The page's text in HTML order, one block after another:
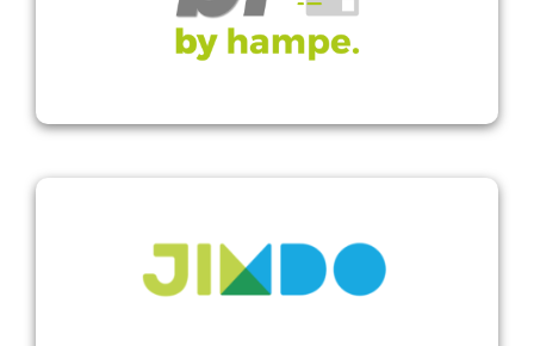
Hampe b+ Versand-Export und BarcodeShipping
Jimdo